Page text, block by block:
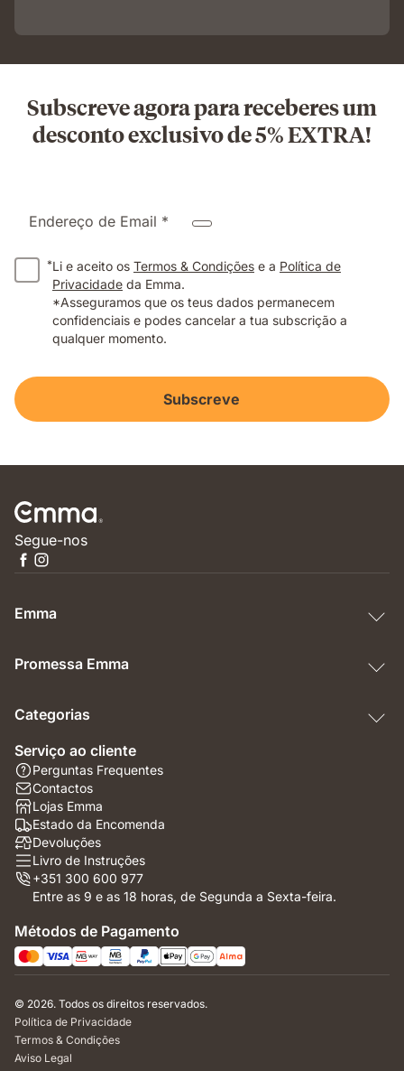
Subscreve agora para receberes um
desconto exclusivo de 5% EXTRA!
Endereço de Email *
*Li e aceito os Termos & Condições e a Política de
Privacidade da Emma.
*Asseguramos que os teus dados permanecem
confidenciais e podes cancelar a tua subscrição a
qualquer momento.
Subscreve
Segue-nos
Emma
Promessa Emma
Categorias
Serviço ao cliente
Perguntas Frequentes
Contactos
Lojas Emma
Estado da Encomenda
Devoluções
Livro de Instruções
+351 300 600 977
Entre as 9 e as 18 horas, de Segunda a Sexta-feira.
Métodos de Pagamento
© 2026. Todos os direitos reservados.
Política de Privacidade
Termos & Condições
Aviso Legal